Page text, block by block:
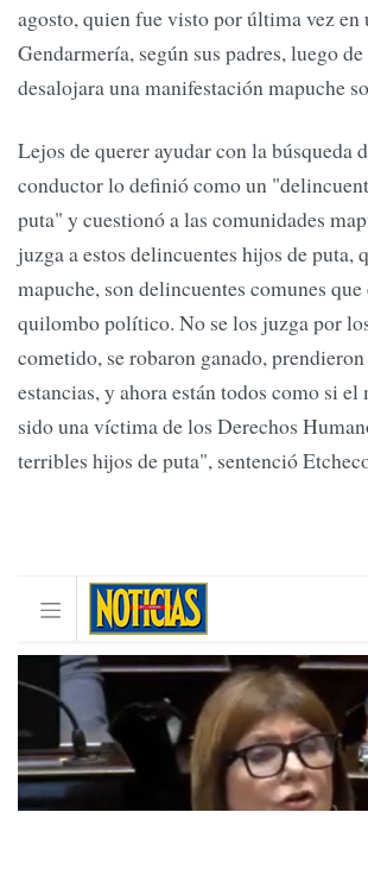
agosto, quien fue visto por última vez en
Gendarmería, según sus padres, luego de
desalojara una manifestación mapuche
Lejos de querer ayudar con la búsqueda
conductor lo definió como un
puta" y cuestionó a las comunidades
juzga a estos delincuentes hijos de puta,
mapuche, son delincuentes comunes
quilombo político. No se los juzga por
cometido, se robaron ganado,
estancias, y ahora están todos como si el
sido una víctima de los Derechos
terribles hijos de puta", sentenció